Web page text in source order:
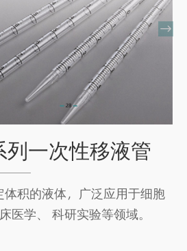

一次性移液管
积的液体，广泛应用于细胞
医学、 科研实验等领域。